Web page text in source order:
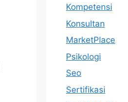
Kompetensi
Konsultan
MarketPlace
Psikologi
Seo
Sertifikasi